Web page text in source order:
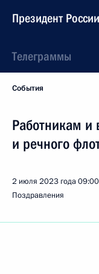
Президент России
Телеграммы
События
Работникам и
и речного
2 июля 2023 года09:00
Поздравления